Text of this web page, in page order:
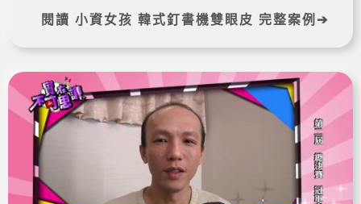
閱讀 小資女孩 韓式釘書機雙眼皮 完整案例➔